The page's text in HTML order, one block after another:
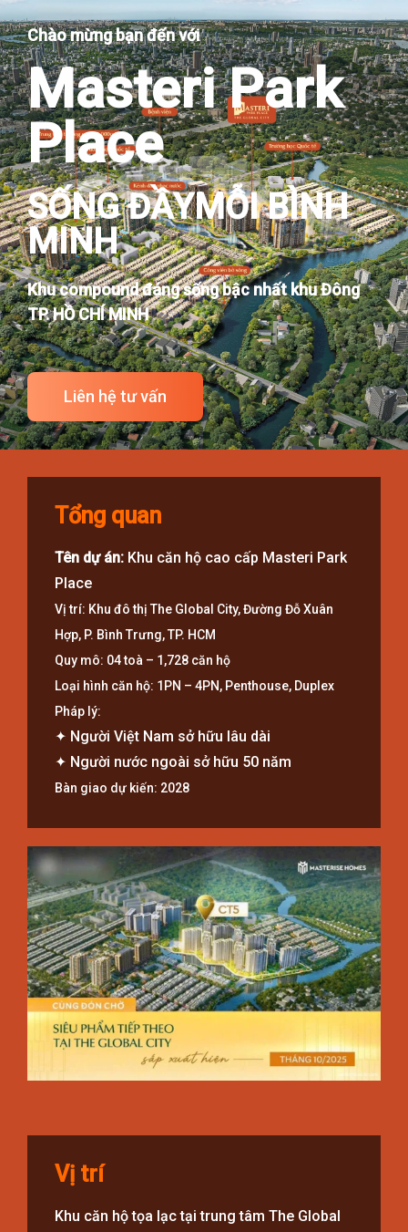
Chào mừng bạn đến với
Masteri Park
Place
SỐNG ĐẦYMỖI BÌNH
MINH
Khu compound đáng sống bậc nhất khu Đông
TP. HỒ CHÍ MINH
Liên hệ tư vấn
Tổng quan
Tên dự án: Khu căn hộ cao cấp Masteri Park
Place
Vị trí: Khu đô thị The Global City, Đường Đỗ Xuân
Hợp, P. Bình Trưng, TP. HCM
Quy mô: 04 toà – 1,728 căn hộ
Loại hình căn hộ: 1PN – 4PN, Penthouse, Duplex
Pháp lý:
✦︎ Người Việt Nam sở hữu lâu dài
✦︎ Người nước ngoài sở hữu 50 năm
Bàn giao dự kiến: 2028
Vị trí
Khu căn hộ tọa lạc tại trung tâm The Global